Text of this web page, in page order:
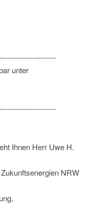
unter
Ihnen Herr Uwe H.
NRW